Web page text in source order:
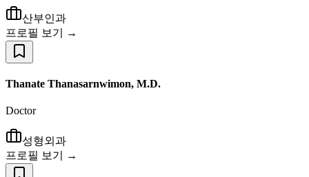
산부인과
프로필 보기 →
Thanate Thanasarnwimon, M.D.
Doctor
성형외과
프로필 보기 →